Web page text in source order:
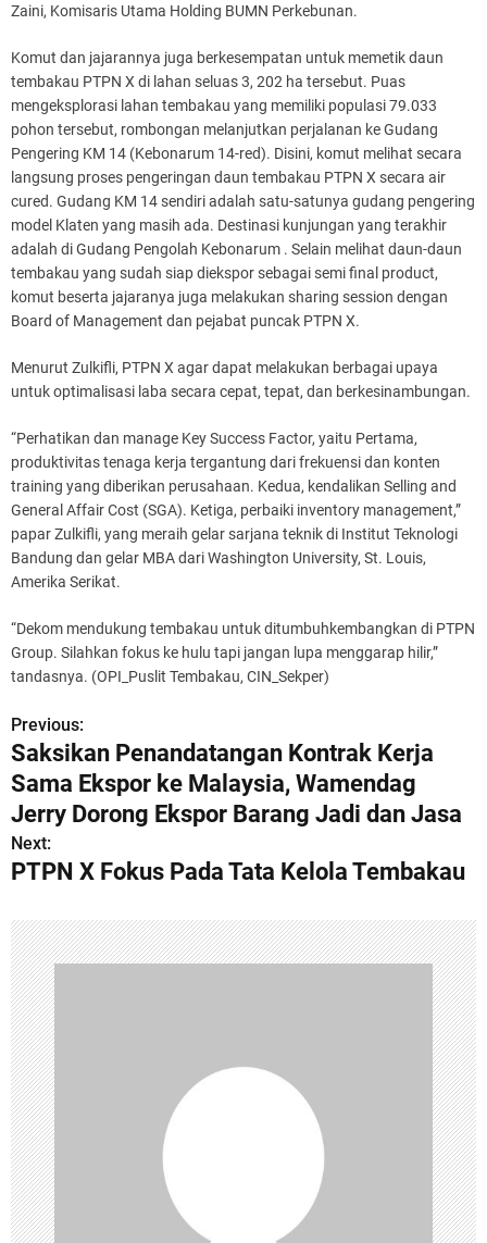
Zaini, Komisaris Utama Holding BUMN Perkebunan.
Komut dan jajarannya juga berkesempatan untuk memetik daun
tembakau PTPN X di lahan seluas 3, 202 ha tersebut. Puas
mengeksplorasi lahan tembakau yang memiliki populasi 79.033
pohon tersebut, rombongan melanjutkan perjalanan ke Gudang
Pengering KM 14 (Kebonarum 14-red). Disini, komut melihat secara
langsung proses pengeringan daun tembakau PTPN X secara air
cured. Gudang KM 14 sendiri adalah satu-satunya gudang pengering
model Klaten yang masih ada. Destinasi kunjungan yang terakhir
adalah di Gudang Pengolah Kebonarum . Selain melihat daun-daun
tembakau yang sudah siap diekspor sebagai semi final product,
komut beserta jajaranya juga melakukan sharing session dengan
Board of Management dan pejabat puncak PTPN X.
Menurut Zulkifli, PTPN X agar dapat melakukan berbagai upaya
untuk optimalisasi laba secara cepat, tepat, dan berkesinambungan.
“Perhatikan dan manage Key Success Factor, yaitu Pertama,
produktivitas tenaga kerja tergantung dari frekuensi dan konten
training yang diberikan perusahaan. Kedua, kendalikan Selling and
General Affair Cost (SGA). Ketiga, perbaiki inventory management,”
papar Zulkifli, yang meraih gelar sarjana teknik di Institut Teknologi
Bandung dan gelar MBA dari Washington University, St. Louis,
Amerika Serikat.
“Dekom mendukung tembakau untuk ditumbuhkembangkan di PTPN
Group. Silahkan fokus ke hulu tapi jangan lupa menggarap hilir,”
tandasnya. (OPI_Puslit Tembakau, CIN_Sekper)
P
o
s
t
a
v
i
g
a
t
i
o
Previous:
Saksikan Penandatangan Kontrak Kerja
Sama Ekspor ke Malaysia, Wamendag
Jerry Dorong Ekspor Barang Jadi dan Jasa
Next:
PTPN X Fokus Pada Tata Kelola Tembakau